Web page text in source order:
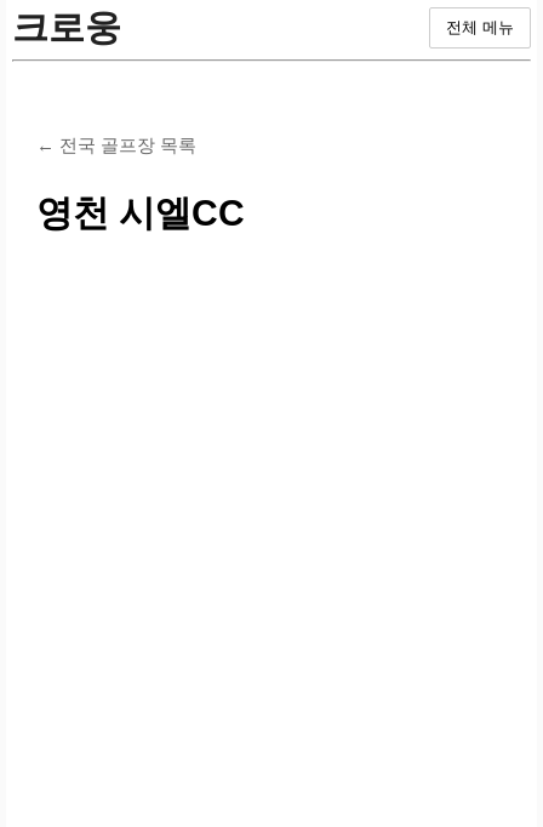
크로웅 전체 메뉴
← 전국 골프장 목록
영천 시엘CC